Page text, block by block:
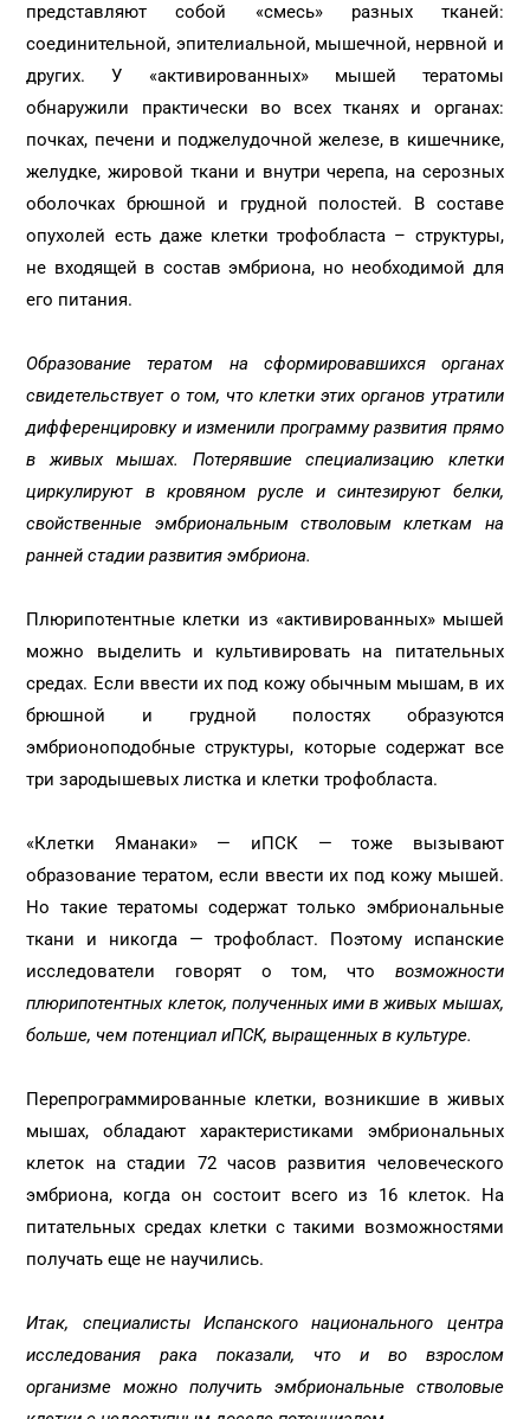
представляют собой «смесь» разных тканей:
соединительной, эпителиальной, мышечной, нервной и
других. У «активированных» мышей тератомы
обнаружили практически во всех тканях и органах:
почках, печени и поджелудочной железе, в кишечнике,
желудке, жировой ткани и внутри черепа, на серозных
оболочках брюшной и грудной полостей. В составе
опухолей есть даже клетки трофобласта – структуры,
не входящей в состав эмбриона, но необходимой для
его питания.
Образование тератом на сформировавшихся органах
свидетельствует о том, что клетки этих органов утратили
дифференцировку и изменили программу развития прямо
в живых мышах. Потерявшие специализацию клетки
циркулируют в кровяном русле и синтезируют белки,
свойственные эмбриональным стволовым клеткам на
ранней стадии развития эмбриона.
Плюрипотентные клетки из «активированных» мышей
можно выделить и культивировать на питательных
средах. Если ввести их под кожу обычным мышам, в их
брюшной и грудной полостях образуются
эмбрионоподобные структуры, которые содержат все
три зародышевых листка и клетки трофобласта.
«Клетки Яманаки» — иПСК — тоже вызывают
образование тератом, если ввести их под кожу мышей.
Но такие тератомы содержат только эмбриональные
ткани и никогда — трофобласт. Поэтому испанские
исследователи говорят о том, что возможности
плюрипотентных клеток, полученных ими в живых мышах,
больше, чем потенциал иПСК, выращенных в культуре.
Перепрограммированные клетки, возникшие в живых
мышах, обладают характеристиками эмбриональных
клеток на стадии 72 часов развития человеческого
эмбриона, когда он состоит всего из 16 клеток. На
питательных средах клетки с такими возможностями
получать еще не научились.
Итак, специалисты Испанского национального центра
исследования рака показали, что и во взрослом
организме можно получить эмбриональные стволовые